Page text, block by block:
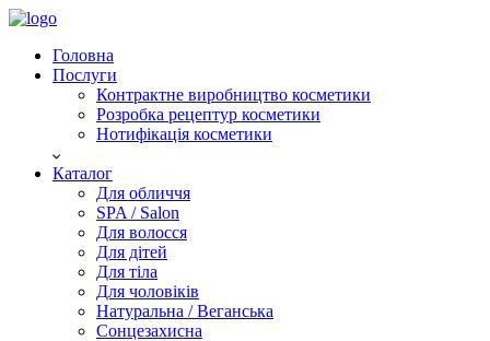
Головна
Послуги
Контрактне виробництво косметики
Розробка рецептур косметики
Нотифікація косметики
Каталог
Для обличчя
SPA / Salon
Для волосся
Для дітей
Для тіла
Для чоловіків
Натуральна / Веганська
Сонцезахисна